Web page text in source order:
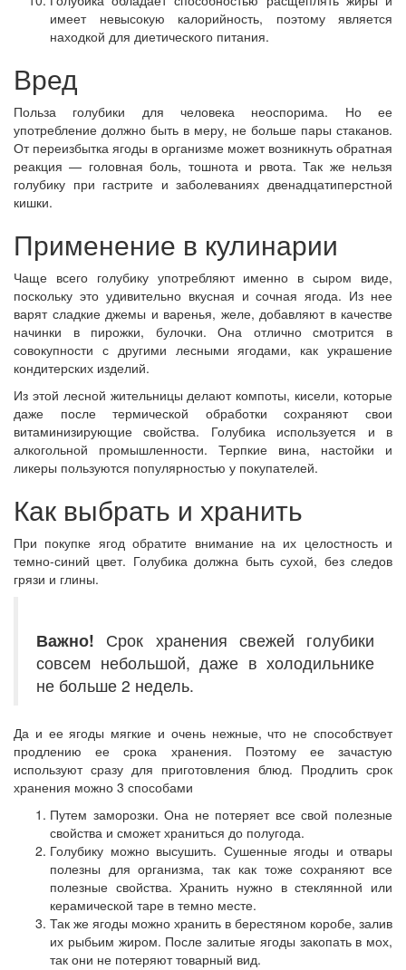
имеет невысокую калорийность, поэтому является
находкой для диетического питания.
Вред
Польза голубики для человека неоспорима. Но ее
употребление должно быть в меру, не больше пары стаканов.
От переизбытка ягоды в организме может возникнуть обратная
реакция — головная боль, тошнота и рвота. Так же нельзя
голубику при гастрите и заболеваниях двенадцатиперстной
кишки.
Применение в кулинарии
Чаще всего голубику употребляют именно в сыром виде,
поскольку это удивительно вкусная и сочная ягода. Из нее
варят сладкие джемы и варенья, желе, добавляют в качестве
начинки в пирожки, булочки. Она отлично смотрится в
совокупности с другими лесными ягодами, как украшение
кондитерских изделий.
Из этой лесной жительницы делают компоты, кисели, которые
даже после термической обработки сохраняют свои
витаминизирующие свойства. Голубика используется и в
алкогольной промышленности. Терпкие вина, настойки и
ликеры пользуются популярностью у покупателей.
Как выбрать и хранить
При покупке ягод обратите внимание на их целостность и
темно-синий цвет. Голубика должна быть сухой, без следов
грязи и глины.
Важно! Срок хранения свежей голубики
совсем небольшой, даже в холодильнике
не больше 2 недель.
Да и ее ягоды мягкие и очень нежные, что не способствует
продлению ее срока хранения. Поэтому ее зачастую
используют сразу для приготовления блюд. Продлить срок
хранения можно 3 способами
Путем заморозки. Она не потеряет все свой полезные
свойства и сможет храниться до полугода.
Голубику можно высушить. Сушенные ягоды и отвары
полезны для организма, так как тоже сохраняют все
полезные свойства. Хранить нужно в стеклянной или
керамической таре в темно месте.
Так же ягоды можно хранить в берестяном коробе, залив
их рыбьим жиром. После залитые ягоды закопать в мох,
так они не потеряют товарный вид.